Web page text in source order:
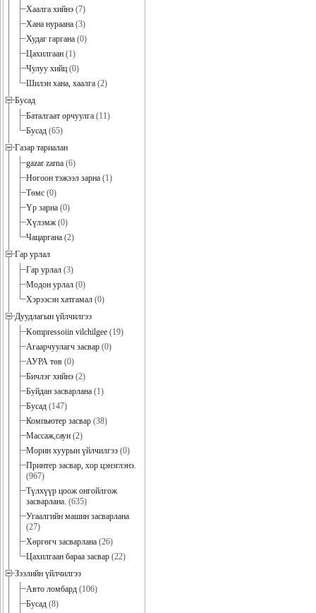
Хаалга хийнэ (7)
Хана нураана (3)
Худаг гаргана (0)
Цахилгаан (1)
Чулуу хийц (0)
Шилэн хана, хаалга (2)
Бусад
Баталгаат орчуулга (11)
Бусад (65)
Газар тариалан
gazar zarna (6)
Ногоон тэжээл зарна (1)
Төмс (0)
Үр зарна (0)
Хүлэмж(0)
Чацаргана (2)
Гар урлал
Гар урлал (3)
Модон урлал (0)
Хэрээсэн хатгамал (0)
Дуудлагын үйлчилгээ
Kompressoiin vilchilgee (19)
Агаарчуулагч засвар (0)
АУРА төв (0)
Бичлэг хийнэ (2)
Буйдан засварлана (1)
Бусад (147)
Компьютер засвар (38)
Массаж,саун (2)
Морин хуурын үйлчилгээ (0)
Принтер засвар, хор цэнэглэнэ.
(967)
Түлхүүр цоож онгойлгож
засварлана. (635)
Угаалгийн машин засварлана
(27)
Хөргөгч засварлана (26)
Цахилгаан бараа засвар (22)
Зээлийн үйлчилгээ
Авто ломбард (106)
Бусад (8)